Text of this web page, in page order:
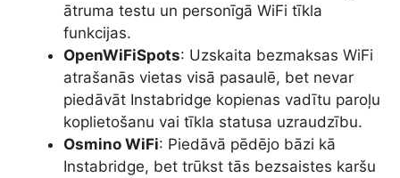
ātruma testu un personīgā WiFi tīkla
funkcijas.
OpenWiFiSpots: Uzskaita bezmaksas WiFi
atrašanās vietas visā pasaulē, bet nevar
piedāvāt Instabridge kopienas vadītu paroļu
koplietošanu vai tīkla statusa uzraudzību.
Osmino WiFi: Piedāvā pēdējo bāzi kā
Instabridge, bet trūkst tās bezsaistes karšu